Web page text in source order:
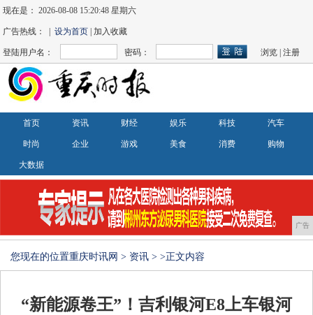
现在是：2026-08-08 15:20:48 星期六
广告热线： |设为首页 | 加入收藏
登陆用户名： 密码： 浏览 |注册
首页 资讯 财经 娱乐 科技 汽车
时尚 企业 游戏 美食 消费 购物
大数据
广告
您现在的位置重庆时讯网 > 资讯 > >正文内容
“新能源卷王”！吉利银河E8上车银河